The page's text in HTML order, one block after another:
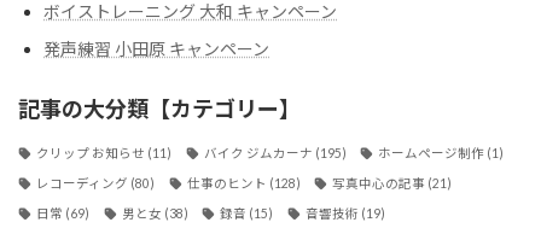
ボイストレーニング 大和 キャンペーン
発声練習 小田原 キャンペーン
記事の大分類【カテゴリー】
クリップ お知らせ (11) バイク ジムカーナ (195) ホームページ制作 (1)
レコーディング (80) 仕事のヒント (128) 写真中心の記事 (21)
日常 (69) 男と女 (38) 録音 (15) 音響技術 (19)